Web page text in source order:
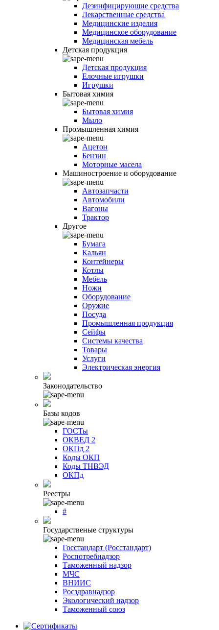
Дезинфицирующие средства
Лекарственные средства
Медицинские изделия
Медицинское оборудование
Медицинская мебель
Детская продукция
Детская продукция
Елочные игрушки
Игрушки
Бытовая химия
Бытовая химия
Мыло
Промышленная химия
Ацетон
Бензин
Моторные масела
Машиностроение и оборудование
Автозапчасти
Автомобили
Вагоны
Трактор
Другое
Бумага
Кальян
Контейнеры
Котлы
Мебель
Ножи
Оборудование
Оружие
Посуда
Промышленная продукция
Сейфы
Системы качества
Товары
Услуги
Электрическая энергия
Законодательство
Базы кодов
ГОСТы
ОКВЕД 2
ОКПд 2
Коды ОКП
Коды ТНВЭД
ОКПд
Реестры
#
Государственые структуры
Госстандарт (Росстандарт)
Роспотребнадзор
Таможенный надзор
МЧС
ВНИИС
Росздравнадзор
Экологический надзор
Таможенный союз